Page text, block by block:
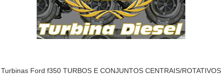
Turbinas Ford f350 TURBOS E CONJUNTOS CENTRAIS/ROTATIVOS